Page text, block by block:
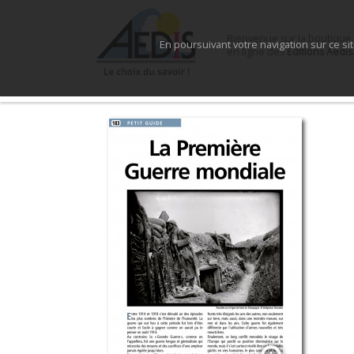
Bienvenue sur la boutique
en ligne desÉditions Aedis.
En poursuivant votre navigation sur ce